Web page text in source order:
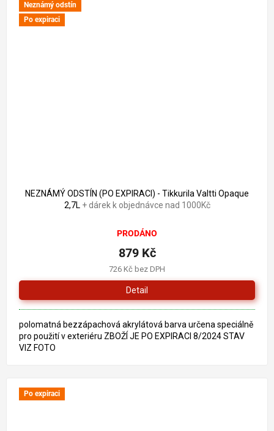
Neznámý odstín
Po expiraci
NEZNÁMÝ ODSTÍN (PO EXPIRACI) - Tikkurila Valtti Opaque
2,7L + dárek k objednávce nad 1000Kč
PRODÁNO
726 Kč bez DPH
879 Kč
Detail
polomatná bezzápachová akrylátová barva určena speciálně
pro použití v exteriéru ZBOŽÍ JE PO EXPIRACI 8/2024 STAV
VIZ FOTO
Po expiraci